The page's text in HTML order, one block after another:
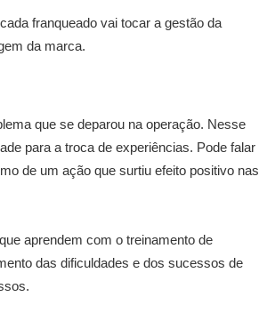
franqueado vai tocar a gestão da
da marca.
que se deparou na operação. Nesse
para a troca de experiências. Pode falar
de um ação que surtiu efeito positivo nas
aprendem com o treinamento de
das dificuldades e dos sucessos de